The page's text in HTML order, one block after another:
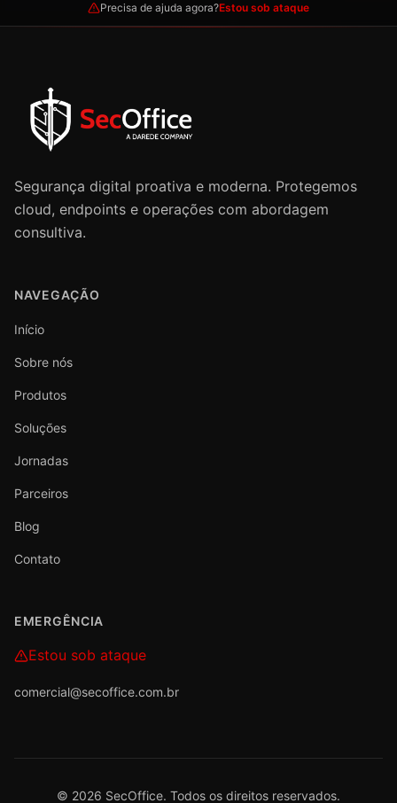
Precisa de ajuda agora?Estou sob ataque
Segurança digital proativa e moderna. Protegemos
cloud, endpoints e operações com abordagem
consultiva.
NAVEGAÇÃO
Início
Sobre nós
Produtos
Soluções
Jornadas
Parceiros
Blog
Contato
EMERGÊNCIA
Estou sob ataque
comercial@secoffice.com.br
© 2026 SecOffice. Todos os direitos reservados.